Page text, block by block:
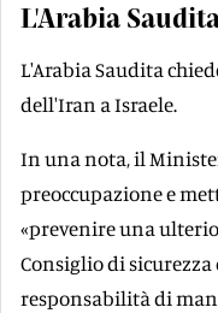
L'Arabia
L'Arabia Saudita
dell'Iran a Israele.
In una nota, il
preoccupazione e
«prevenire una
Consiglio di sicurezza
responsabilità di